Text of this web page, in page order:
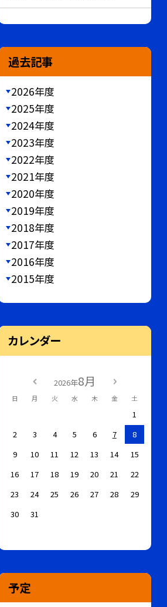
過去記事
2026年度
2025年度
2024年度
2023年度
2022年度
2021年度
2020年度
2019年度
2018年度
2017年度
2016年度
2015年度
カレンダー
2026年8月
日 月 火 水 木 金 土
1
2
3 4 5 6 7
8
9
10 11 12 13 14
15
16
17 18 19 20 21
22
23
24 25 26 27 28
29
30
31
予定